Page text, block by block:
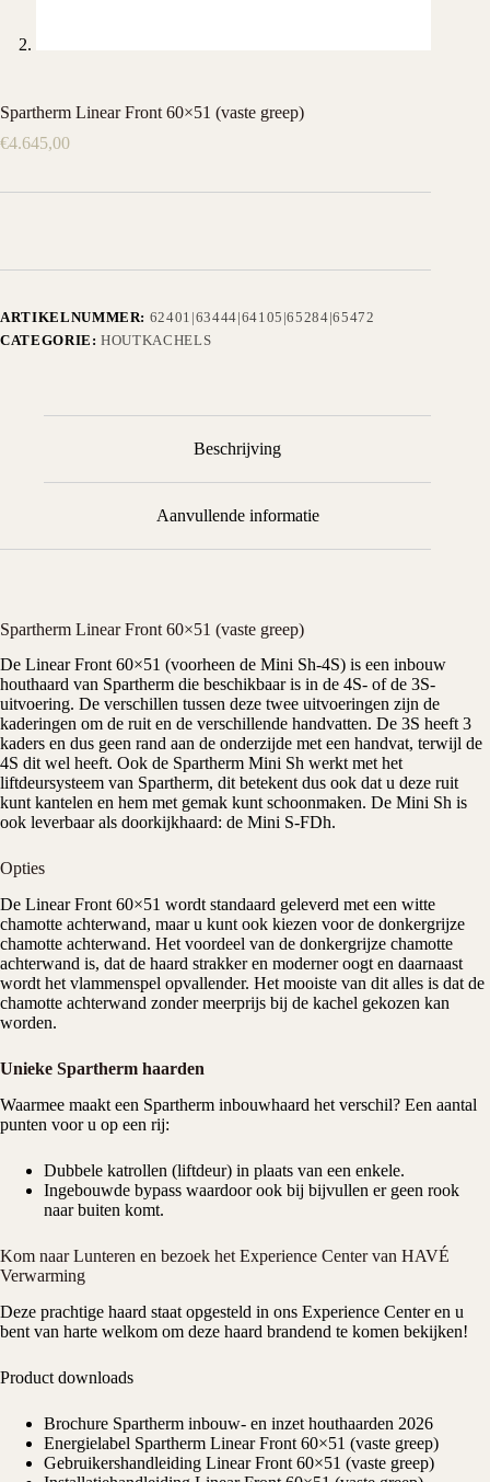
Spartherm Linear Front 60×51 (vaste greep)
€4.645,00
ARTIKELNUMMER: 62401|63444|64105|65284|65472
CATEGORIE:HOUTKACHELS
Beschrijving
Aanvullende informatie
Spartherm Linear Front 60×51 (vaste greep)
De Linear Front 60×51 (voorheen de Mini Sh-4S) is een inbouw
houthaard van Spartherm die beschikbaar is in de 4S- of de 3S-
uitvoering. De verschillen tussen deze twee uitvoeringen zijn de
kaderingen om de ruit en de verschillende handvatten. De 3S heeft 3
kaders en dus geen rand aan de onderzijde met een handvat, terwijl de
4S dit wel heeft. Ook de Spartherm Mini Sh werkt met het
liftdeursysteem van Spartherm, dit betekent dus ook dat u deze ruit
kunt kantelen en hem met gemak kunt schoonmaken. De Mini Sh is
ook leverbaar als doorkijkhaard: de Mini S-FDh.
Opties
De Linear Front 60×51 wordt standaard geleverd met een witte
chamotte achterwand, maar u kunt ook kiezen voor de donkergrijze
chamotte achterwand. Het voordeel van de donkergrijze chamotte
achterwand is, dat de haard strakker en moderner oogt en daarnaast
wordt het vlammenspel opvallender. Het mooiste van dit alles is dat de
chamotte achterwand zonder meerprijs bij de kachel gekozen kan
worden.
Unieke Spartherm haarden
Waarmee maakt een Spartherm inbouwhaard het verschil? Een aantal
punten voor u op een rij:
Dubbele katrollen (liftdeur) in plaats van een enkele.
Ingebouwde bypass waardoor ook bij bijvullen er geen rook
naar buiten komt.
Kom naar Lunteren en bezoek het Experience Center van HAVÉ
Verwarming
Deze prachtige haard staat opgesteld in ons Experience Centeren u
bent van harte welkom om deze haard brandend te komen bekijken!
Product downloads
Brochure Spartherm inbouw- en inzet houthaarden 2026
Energielabel Spartherm Linear Front 60×51 (vaste greep)
Gebruikershandleiding Linear Front 60×51 (vaste greep)